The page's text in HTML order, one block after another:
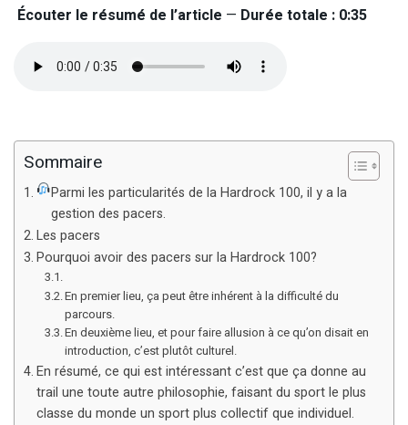
Écouter le résumé de l’article — Durée totale : 0:35
Sommaire
Parmi les particularités de la Hardrock 100, il y a la
gestion des pacers.
Les pacers
Pourquoi avoir des pacers sur la Hardrock 100?
En premier lieu, ça peut être inhérent à la difficulté du
parcours.
En deuxième lieu, et pour faire allusion à ce qu’on disait en
introduction, c’est plutôt culturel.
En résumé, ce qui est intéressant c’est que ça donne au
trail une toute autre philosophie, faisant du sport le plus
classe du monde un sport plus collectif que individuel.